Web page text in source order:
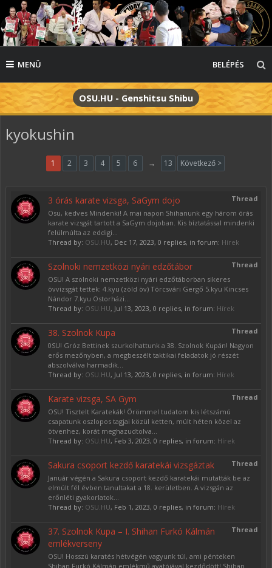
MENÜ BELÉPÉS
OSU.HU - Genshitsu Shibu
kyokushin
1 2 3 4 5 6 → 13 Következő >
Thread
3 órás karate vizsga, SaGym dojo
Osu, kedves Mindenki! A mai napon Shihanunk egy három órás
karate vizsgát tartott a SaGym dojoban. Kis bíztatással mindenki
felülmúlta az eddigi...
Thread by: OSU.HU, Dec 17, 2023, 0 replies, in forum: Hírek
Thread
Szolnoki nemzetközi nyári edzőtábor
OSU! A szolnoki nemzetközi nyári edzőtáborban sikeres
övvizsgát tettek: 4.kyu (zöld öv) Törcsvári Gergő 5.kyu Kincses
Nándor 7.kyu Ostorházi...
Thread by: OSU.HU, Jul 13, 2023, 0 replies, in forum: Hírek
Thread
38. Szolnok Kupa
0SU! Gróz Bettinek szurkolhattunk a 38. Szolnok Kupán! Nagyon
erős mezőnyben, a megbeszélt taktikai feladatok jó részét
abszolválva harmadik...
Thread by: OSU.HU, Jul 13, 2023, 0 replies, in forum: Hírek
Thread
Karate vizsga, SA Gym
OSU! Tisztelt Karatekák! Örömmel tudatom kis létszámú
csapatunk oszlopos tagjai közül ketten, múlt héten közel az
ötvenhez, korát meghazudtolva...
Thread by: OSU.HU, Feb 3, 2023, 0 replies, in forum: Hírek
Thread
Sakura csoport kezdő karatekái vizsgáztak
Január végén a Sakura csoport kezdő karatekái mutatták be az
elmúlt fél évben tanultakat a 18. kerületben. A vizsgán az
erőnléti gyakorlatok...
Thread by: OSU.HU, Feb 1, 2023, 0 replies, in forum: Hírek
Thread
37. Szolnok Kupa – I. Shihan Furkó Kálmán
emlékverseny
OSU! Hosszú karatés hétvégén vagyunk túl, ami pénteken
Shihan Furkó Kálmán emlékmű avatójával kezdődött! Shihan